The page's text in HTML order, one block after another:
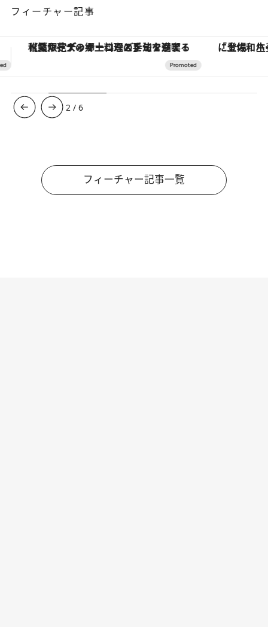
フィーチャー記事
「土佐和ハーブかき氷」がOMO7高知に登場！生姜、山椒、大葉など目にも舌にも涼を呼ぶ郷土の味 【銀座で出合う最旬美容】美髪ケアや上質
3 /6
フィーチャー記事一覧